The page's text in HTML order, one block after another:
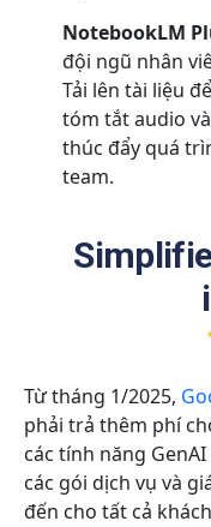
NotebookLM
đội ngũ nhân
Tải lên tài liệu
tóm tắt audio
thúc đẩy quá
team.
Từ tháng 1/2025,
phải trả thêm phí
các tính năng
các gói dịch vụ và
đến cho tất cả